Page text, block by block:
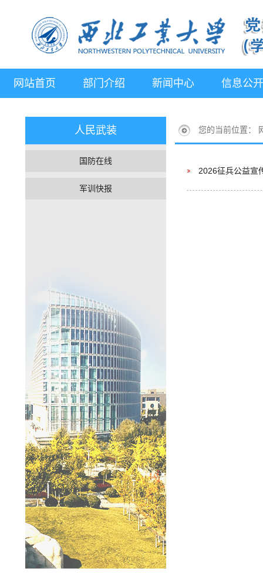
网站首页 部门介绍 新闻中心 信息公开
人民武装
国防在线
军训快报
您的当前位置：
2026征兵公益宣